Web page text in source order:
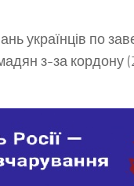
українців по
з-за кордону